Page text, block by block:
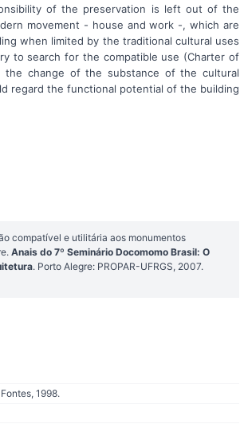
of the preservation is left out of the
movement - house and work -, which are
when limited by the traditional cultural uses
to search for the compatible use (Charter of
the change of the substance of the cultural
regard the functional potential of the building
compatível e utilitária aos monumentos
Anais do 7º Seminário Docomomo Brasil: O
. Porto Alegre: PROPAR-UFRGS, 2007.
1998.